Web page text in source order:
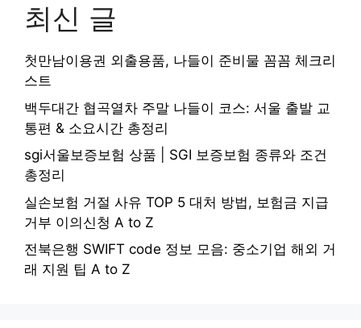
최신 글
첫만남이용권 외출용품, 나들이 준비물 꼼꼼 체크리
스트
백두대간 협곡열차 주말 나들이 코스: 서울 출발 교
통편 & 소요시간 총정리
sgi서울보증보험 상품 | SGI 보증보험 종류와 조건
총정리
실손보험 거절 사유 TOP 5 대처 방법, 보험금 지급
거부 이의신청 A to Z
전북은행 SWIFT code 정보 모음: 중소기업 해외 거
래 지원 팁 A to Z